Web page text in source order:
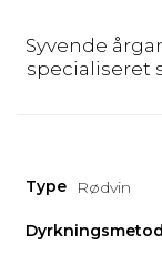
Syvende
specialiseret
Type Rødvin